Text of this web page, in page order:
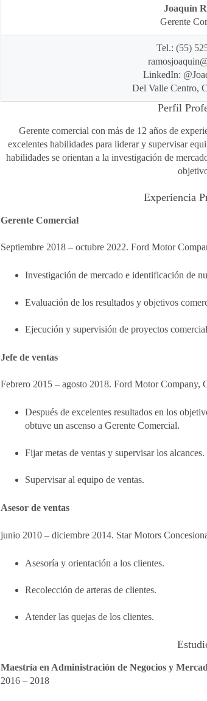
Joaquín
Gerente
Tel.: (55)
LinkedIn:
Del Valle Centro,
Perfil
Gerente comercial con más de 12 años de
excelentes habilidades para liderar y supervisar
habilidades se orientan a la investigación de
Experiencia
Gerente Comercial
Septiembre 2018 – octubre 2022. Ford Motor
Investigación de mercado e identificación de
Evaluación de los resultados y objetivos
Ejecución y supervisión de proyectos
Jefe de ventas
Febrero 2015 – agosto 2018. Ford Motor Company,
Después de excelentes resultados en los
obtuve un ascenso a Gerente Comercial.
Fijar metas de ventas y supervisar los alcances.
Supervisar al equipo de ventas.
Asesor de ventas
junio 2010 – diciembre 2014. Star Motors
Asesoría y orientación a los clientes.
Recolección de arteras de clientes.
Atender las quejas de los clientes.
Maestría en Administración de Negocios y
2016 – 2018